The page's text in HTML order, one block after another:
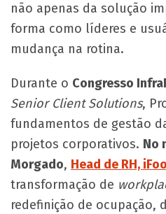
não apenas da solução
forma como líderes e
mudança na rotina.
Durante o Congresso
Senior Client Solutions,
fundamentos de gestão
projetos corporativos. No
Morgado, Head de RH,
transformação de
redefinição de ocupação,